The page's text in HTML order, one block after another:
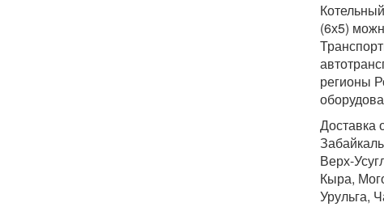
(6х5)
регионы
Доставка
Верх-
Кыра,
Урульга,